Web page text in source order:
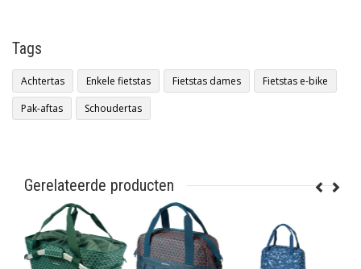
Tags
Achtertas Enkele fietstas Fietstas dames
Fietstas e-bike
Pak-aftas
Schoudertas
Gerelateerde producten